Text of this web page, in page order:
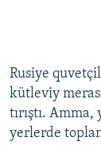
Rusiye
kütleviy
tırıştı.
yerlerde